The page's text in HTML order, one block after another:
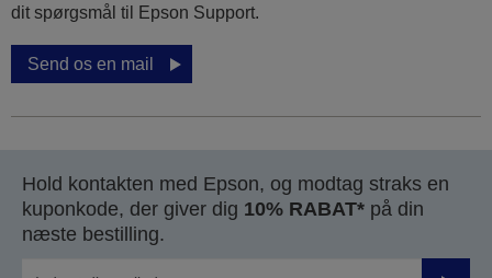
dit spørgsmål til Epson Support.
Send os en mail
Hold kontakten med Epson, og modtag straks en
kuponkode, der giver dig 10% RABAT* på din
næste bestilling.